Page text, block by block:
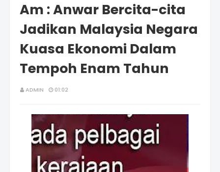
Am : Anwar Bercita-cita
Jadikan Malaysia Negara
Kuasa Ekonomi Dalam
Tempoh Enam Tahun
ADMIN 01:02